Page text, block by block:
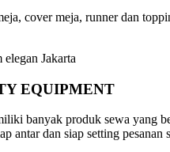
cover meja, runner dan
EQUIPMENT
banyak produk sewa yang
antar dan siap setting pesanan